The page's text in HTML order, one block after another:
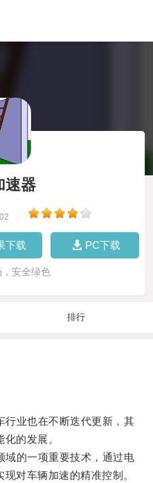
速器
下载 PC下载
安全绿色
排行
业也在不断迭代更新，其
的发展。
的一项重要技术，通过电
对车辆加速的精准控制。